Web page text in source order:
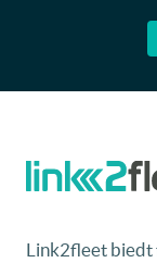
Link2fleet biedt